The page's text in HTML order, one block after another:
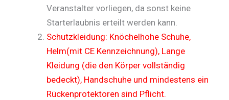
Veranstalter vorliegen, da sonst keine
Starterlaubnis erteilt werden kann.
Schutzkleidung: Knöchelhohe Schuhe,
Helm(mit CE Kennzeichnung), Lange
Kleidung (die den Körper vollständig
bedeckt), Handschuhe und mindestens ein
Rückenprotektoren sind Pflicht.